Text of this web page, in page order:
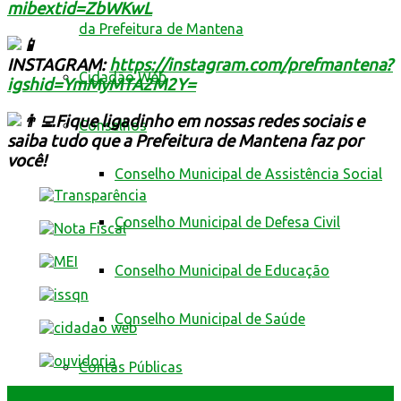
da Prefeitura de Mantena
Cidadão Web
Conselhos
Conselho Municipal de Assistência Social
Conselho Municipal de Defesa Civil
Conselho Municipal de Educação
Conselho Municipal de Saúde
Contas Públicas
mibextid=ZbWKwL
INSTAGRAM:https://instagram.com/prefmantena?
igshid=YmMyMTA2M2Y=
Fique ligadinho em nossas redes sociais e
saiba tudo que a Prefeitura de Mantena faz por
você!